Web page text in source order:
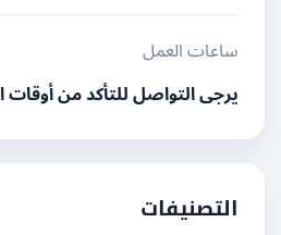
ساعات العمل
يرجى التواصل للتأكد من أوقات العمل
التصنيفات